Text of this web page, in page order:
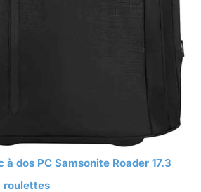
à dos PC Samsonite Roader 17.3
roulettes